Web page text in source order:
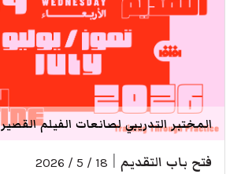
المختبر التدريبي لصانعات الفيلم القصير
فتح باب التقديم 18 / 5 / 2026